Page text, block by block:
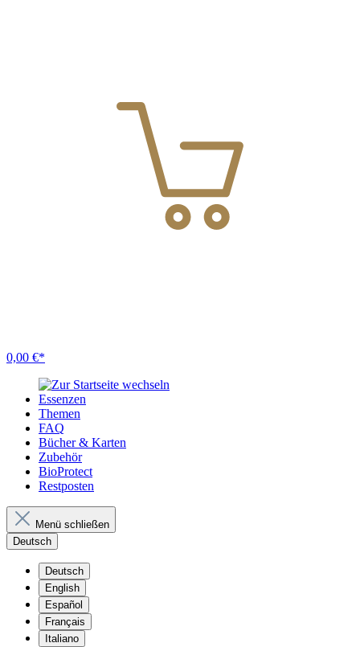
0,00 €*
Essenzen
Themen
FAQ
Bücher & Karten
Zubehör
BioProtect
Restposten
Menü schließen
Deutsch
Deutsch
English
Español
Français
Italiano